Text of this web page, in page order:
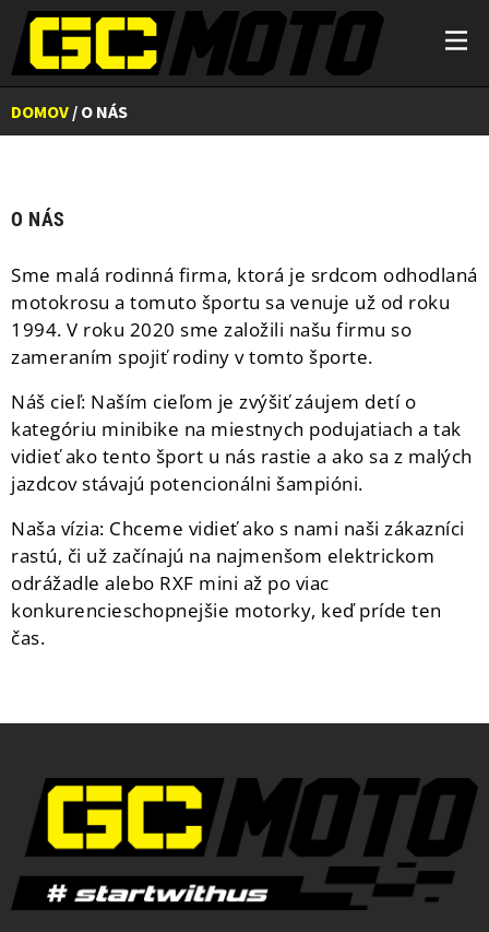
DOMOV / O NÁS
O NÁS
Sme malá rodinná firma, ktorá je srdcom odhodlaná
motokrosu a tomuto športu sa venuje už od roku
1994. V roku 2020 sme založili našu firmu so
zameraním spojiť rodiny v tomto športe.
Náš cieľ: Naším cieľom je zvýšiť záujem detí o
kategóriu minibike na miestnych podujatiach a tak
vidieť ako tento šport u nás rastie a ako sa z malých
jazdcov stávajú potencionálni šampióni.
Naša vízia: Chceme vidieť ako s nami naši zákazníci
rastú, či už začínajú na najmenšom elektrickom
odrážadle alebo RXF mini až po viac
konkurencieschopnejšie motorky, keď príde ten
čas.